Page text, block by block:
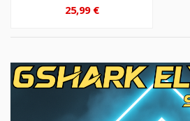
25,99 €